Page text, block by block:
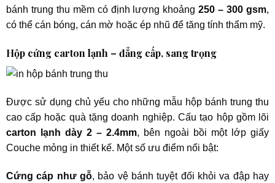
bánh trung thu mềm có định lượng khoảng250 – 300 gsm,
có thể cán bóng, cán mờ hoặc ép nhũ để tăng tính thẩm mỹ.
Hộp cứng carton lạnh – đẳng cấp, sang trọng
Được sử dụng chủ yếu cho những mẫu hộp bánh trung thu
cao cấp hoặc quà tặng doanh nghiệp. Cấu tạo hộp gồm lõi
carton lạnh dày 2 – 2.4mm, bên ngoài bồi một lớp giấy
Couche mỏng in thiết kế. Một số ưu điểm nổi bật:
Cứng cáp như gỗ, bảo vệ bánh tuyệt đối khỏi va đập hay